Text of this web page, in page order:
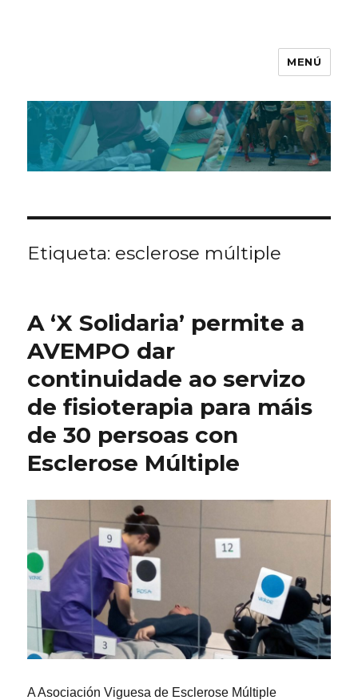
MENÚ
Etiqueta: esclerose múltiple
A ‘X Solidaria’ permite a
AVEMPO dar
continuidade ao servizo
de fisioterapia para máis
de 30 persoas con
Esclerose Múltiple
A Asociación Viguesa de Esclerose Múltiple